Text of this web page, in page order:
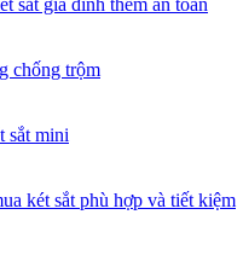
sắt gia đình thêm an toàn
chống trộm
sắt mini
két sắt phù hợp và tiết kiệm